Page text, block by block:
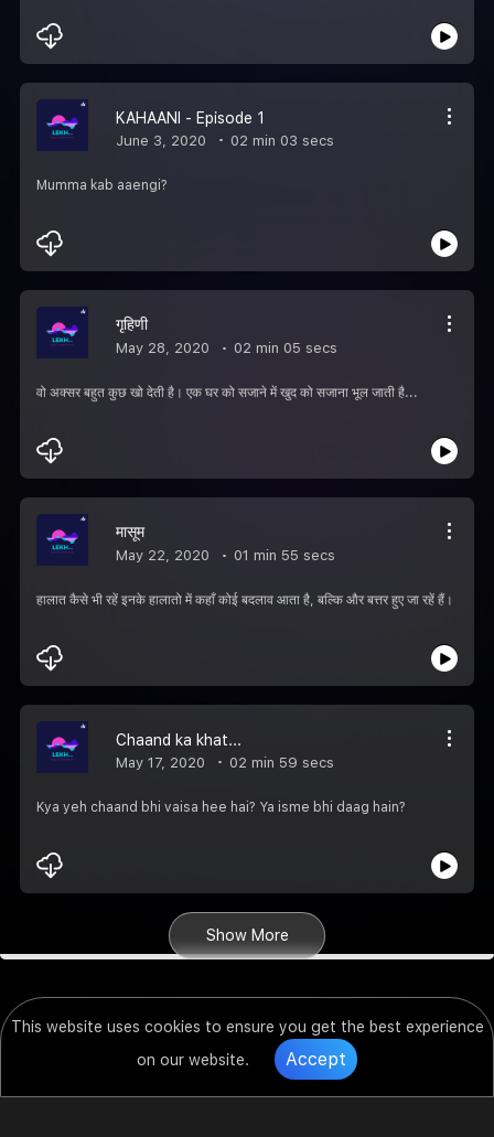
This website uses cookies to ensure you get the best experience
on our website.
Accept
KAHAANI - Episode 1
June 3, 2020 02 min 03 secs
Mumma kab aaengi?
गृहिणी
May 28, 2020 02 min 05 secs
वो अक्सर बहुत कुछ खो देती है। एक घर को सजाने में खुद को सजाना भूल जाती है...
मासूम
May 22, 2020 01 min 55 secs
हालात कैसे भी रहें इनके हालातो में कहाँ कोई बदलाव आता है, बल्कि और बत्तर हुए जा रहें हैं।
Chaand ka khat...
May 17, 2020 02 min 59 secs
Kya yeh chaand bhi vaisa hee hai? Ya isme bhi daag hain?
Show More